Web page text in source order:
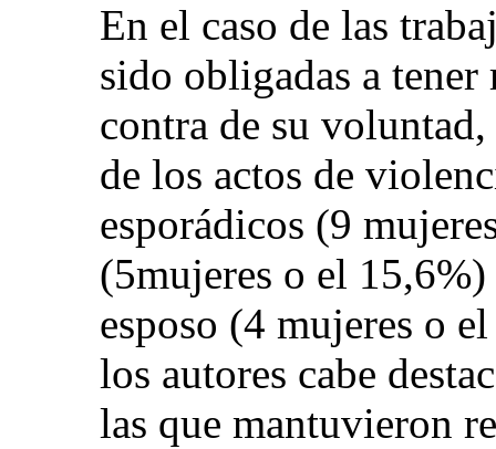
En el caso de las
sido obligadas a tener
contra de su
de los actos de
esporádicos (9
(5mujeres o el
esposo (4 mujeres o
los autores cabe
las que mantuvieron